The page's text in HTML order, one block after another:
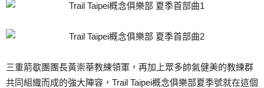
三重箭歇團團長黃崇華教練領軍，再加上眾多帥氣健美的教練群
共同組織而成的強大陣容，Trail Taipei概念俱樂部夏季號就在這個